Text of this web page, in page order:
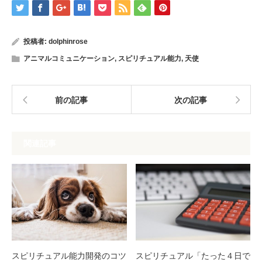
投稿者: dolphinrose
アニマルコミュニケーション, スピリチュアル能力, 天使
前の記事 次の記事
スピリチュアル能力開発のコツ
スピリチュアル「たった４日で